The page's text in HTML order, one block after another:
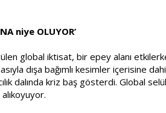
niye OLUYOR’
global iktisat, bir epey alanı etkilerken
dışa bağımlı kesimler içerisine
dalında kriz baş gösterdi. Global